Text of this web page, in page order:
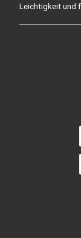
Leichtigkeit und